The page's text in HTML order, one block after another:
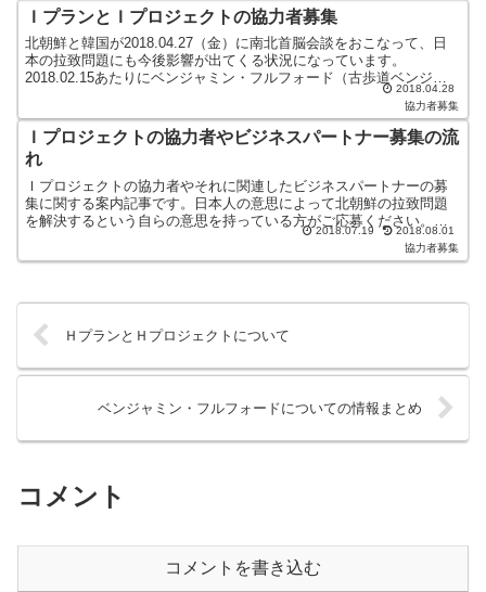
ＩプランとＩプロジェクトの協力者募集
北朝鮮と韓国が2018.04.27（金）に南北首脳会談をおこなって、日
本の拉致問題にも今後影響が出てくる状況になっています。
2018.02.15あたりにベンジャミン・フルフォード（古歩道ベンジャ
2018.04.28
協力者募集
Ｉプロジェクトの協力者やビジネスパートナー募集の流
れ
Ｉプロジェクトの協力者やそれに関連したビジネスパートナーの募
集に関する案内記事です。日本人の意思によって北朝鮮の拉致問題
を解決するという自らの意思を持っている方がご応募ください。そ
の先にある世界平和を実現するというＪプロジェクトに参加する
2018.07.19
2018.08.01
協力者募集
ＨプランとＨプロジェクトについて
ベンジャミン・フルフォードについての情報まとめ
コメント
コメントを書き込む